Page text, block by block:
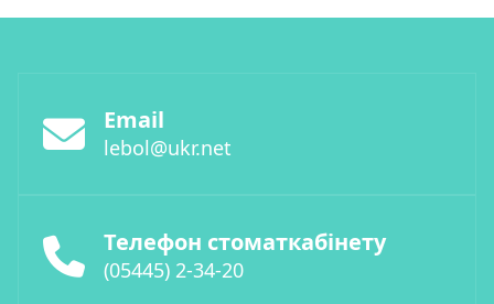
Email
lebol@ukr.net
Телефон стоматкабінету
(05445) 2-34-20